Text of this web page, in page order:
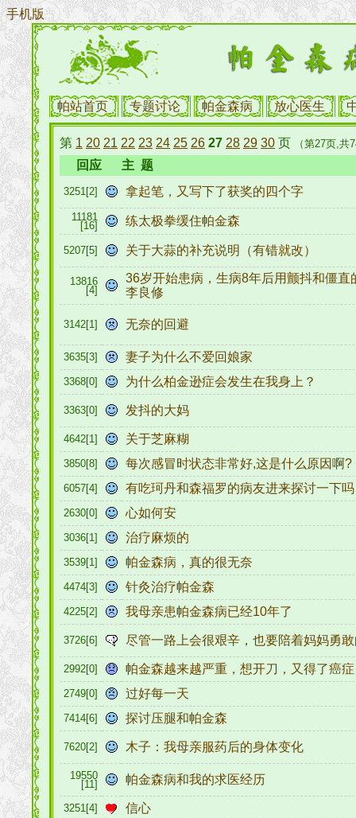
手机版
帕站首页 专题讨论 帕金森病 放心医生
第 1 20 21 22 23 24 25 26 27 28 29 30 页 （第27页,共
回应 主 题
3251[2] 拿起笔，又写下了获奖的四个字
11181
[16] 练太极拳缓住帕金森
5207[5] 关于大蒜的补充说明（有错就改）
13816
[4]
36岁开始患病，生病8年后用颤抖和僵
李良修
3142[1] 无奈的回避
3635[3] 妻子为什么不爱回娘家
3368[0] 为什么柏金逊症会发生在我身上？
3363[0] 发抖的大妈
4642[1] 关于芝麻糊
3850[8] 每次感冒时状态非常好,这是什么原因啊?
6057[4] 有吃珂丹和森福罗的病友进来探讨一下
2630[0] 心如何安
3036[1] 治疗麻烦的
3539[1] 帕金森病，真的很无奈
4474[3] 针灸治疗帕金森
4225[2] 我母亲患帕金森病已经10年了
3726[6] 尽管一路上会很艰辛，也要陪着妈妈勇
2992[0] 帕金森越来越严重，想开刀，又得了癌
2749[0] 过好每一天
7414[6] 探讨压腿和帕金森
7620[2] 木子：我母亲服药后的身体变化
19550
[11] 帕金森病和我的求医经历
3251[4] 信心